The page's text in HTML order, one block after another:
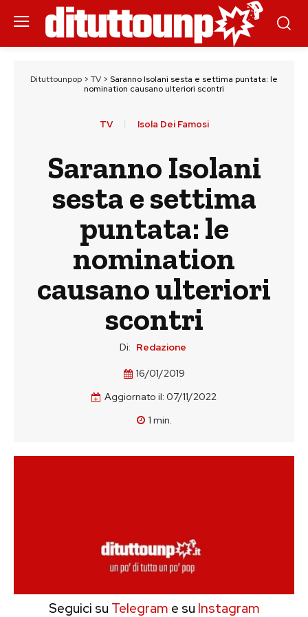
Dituttounpop > TV > Saranno Isolani sesta e settima puntata: le
nomination causano ulteriori scontri
TV Isola Dei Famosi
Saranno Isolani
sesta e settima
puntata: le
nomination
causano ulteriori
scontri
Di: Redazione
16/01/2019
Aggiornato il: 07/11/2022
1 min.
Seguici su Telegram e su Instagram